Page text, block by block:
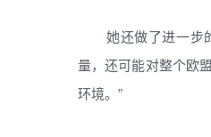
她还做了进一步
量，还可能对整个欧
环境。”